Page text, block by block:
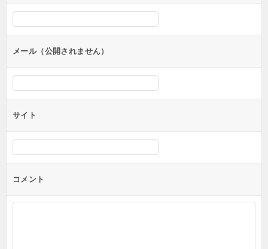
シ
ンメール（公開されません）
サイト
コメント